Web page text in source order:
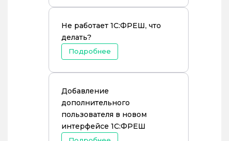
Не работает 1С:ФРЕШ, что
делать?
Подробнее
Добавление
дополнительного
пользователя в новом
интерфейсе 1С:ФРЕШ